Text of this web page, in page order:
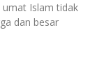
umat Islam tidak
dan besar